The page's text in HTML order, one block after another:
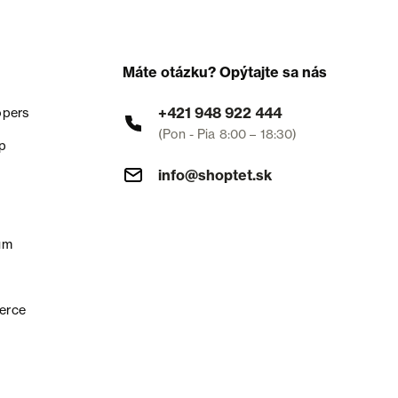
Máte otázku? Opýtajte sa nás
+421 948 922 444
(Pon - Pia 8:00 – 18:30)
info@shoptet.sk